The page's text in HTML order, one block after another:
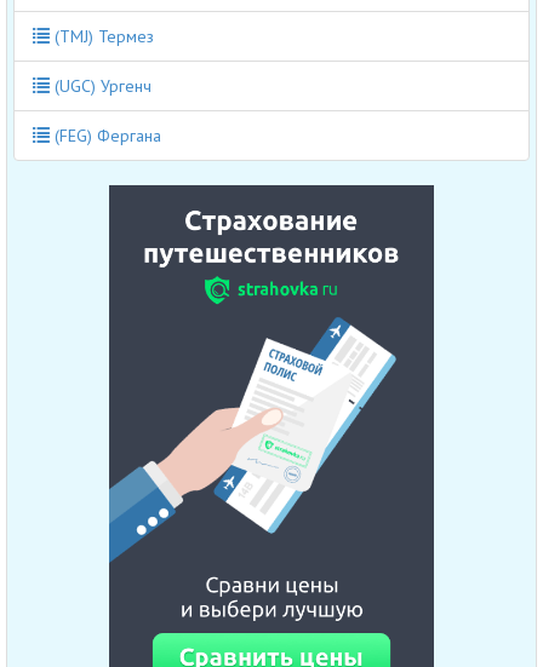
(TMJ) Термез
(UGC) Ургенч
(FEG) Фергана